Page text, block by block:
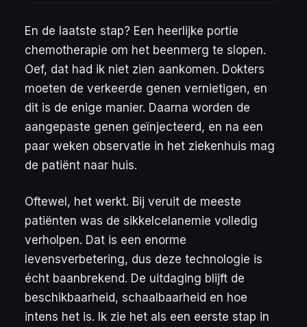
En de laatste stap? Een heerlijke portie
chemotherapie om het beenmerg te slopen.
Oef, dat had ik niet zien aankomen. Dokters
moeten de verkeerde genen vernietigen, en
dit is de enige manier. Daarna worden de
aangepaste genen geïnjecteerd, en na een
paar weken observatie in het ziekenhuis mag
de patiënt naar huis.
Oftewel, het werkt. Bij veruit de meeste
patiënten was de sikkelcelanemie volledig
verholpen. Dat is een enorme
levensverbetering, dus deze technologie is
écht baanbrekend. De uitdaging blijft de
beschikbaarheid, schaalbaarheid en hoe
intens het is. Ik zie het als een eerste stap in